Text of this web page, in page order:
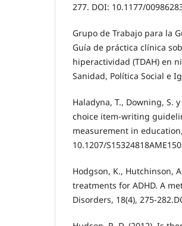
277. DOI: 10.1177/
Grupo de Trabajo para la
Guía de práctica clínica
hiperactividad (TDAH) en
Sanidad, Política Social e
Haladyna, T., Downing, S.
choice item-writing
measurement in
10.1207/
Hodgson, K., Hutchinson,
treatments for ADHD. A
Disorders, 18(4), 275-